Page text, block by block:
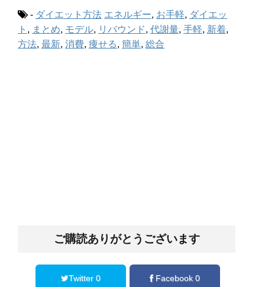
- ダイエット方法 エネルギー, お手軽, ダイエッ
ト , まとめ, モデル, リバウンド, 代謝量, 手軽, 新着,
方法, 最新, 消費, 痩せる, 簡単, 総合
ご購読ありがとうございます
Twitter 0 Facebook 0